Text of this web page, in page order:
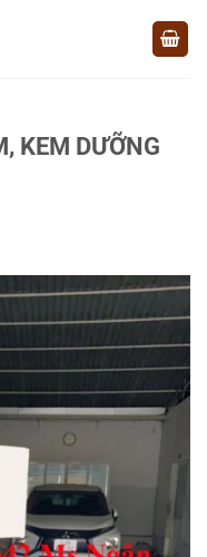
KEM DƯỠNG